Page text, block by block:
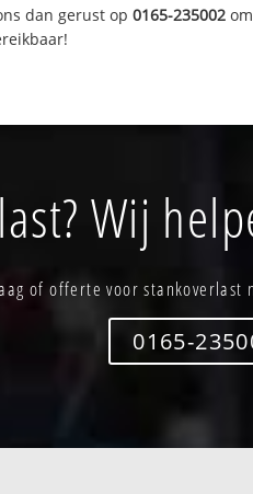
dan gerust op0165-235002
Wij
of offerte voor stankoverlast
0165-